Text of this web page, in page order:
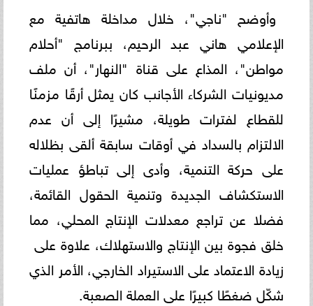
وأوضح "ناجي"، خلال مداخلة هاتفية مع
الإعلامي هاني عبد الرحيم، ببرنامج "أحلام
مواطن"، المذاع على قناة "النهار"، أن ملف
مديونيات الشركاء الأجانب كان يمثل أرقًا مزمنًا
للقطاع لفترات طويلة، مشيرًا إلى أن عدم
الالتزام بالسداد في أوقات سابقة ألقى بظلاله
على حركة التنمية، وأدى إلى تباطؤ عمليات
الاستكشاف الجديدة وتنمية الحقول القائمة،
فضلا عن تراجع معدلات الإنتاج المحلي، مما
خلق فجوة بين الإنتاج والاستهلاك، علاوة على ​
زيادة الاعتماد على الاستيراد الخارجي، الأمر الذي
شكّل ضغطًا كبيرًا على العملة الصعبة.